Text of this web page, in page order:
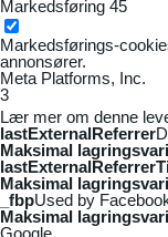
Markedsføring 45
Markedsførings-
annonsører.
Meta Platforms, Inc.
3
Lær mer om denne
lastExternalReferrer
Maksimal
Maksimal
_fbpUsed by
Maksimal